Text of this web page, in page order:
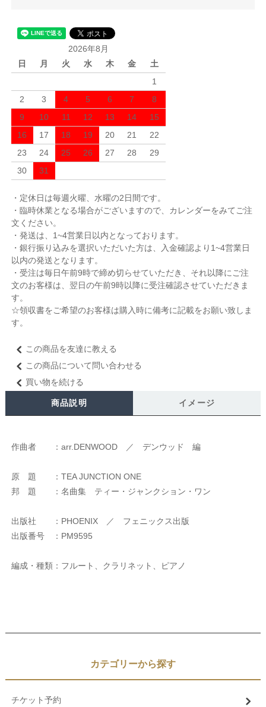
2026年8月
日
月 火 水 木 金
土
1
2
3 4 5 6 7
8
9
10 11 12 13 14
15
16
17 18 19 20 21
22
23
24 25 26 27 28
29
30
31
・定休日は毎週火曜、水曜の2日間です。
・臨時休業となる場合がございますので、カレンダーをみてご注
文ください。
・発送は、1~4営業日以内となっております。
・銀行振り込みを選択いただいた方は、入金確認より1~4営業日
以内の発送となります。
・受注は毎日午前9時で締め切らせていただき、それ以降にご注
文のお客様は、翌日の午前9時以降に受注確認させていただきま
す。
☆領収書をご希望のお客様は購入時に備考に記載をお願い致しま
す。
この商品を友達に教える
この商品について問い合わせる
買い物を続ける
商品説明 イメージ
作曲者 ：arr.DENWOOD ／ デンウッド 編
原 題 ：TEA JUNCTION ONE
邦 題 ：名曲集 ティー・ジャンクション・ワン
出版社 ：PHOENIX ／ フェニックス出版
出版番号 ：PM9595
編成・種類：フルート、クラリネット、ピアノ
カテゴリーから探す
チケット予約